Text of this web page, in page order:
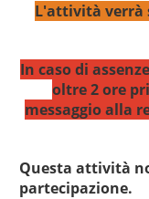
L'attività verrà
In caso di
oltre 2 ore
messaggio alla
Questa attività
partecipazione.